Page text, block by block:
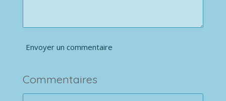
Envoyer un commentaire
Commentaires